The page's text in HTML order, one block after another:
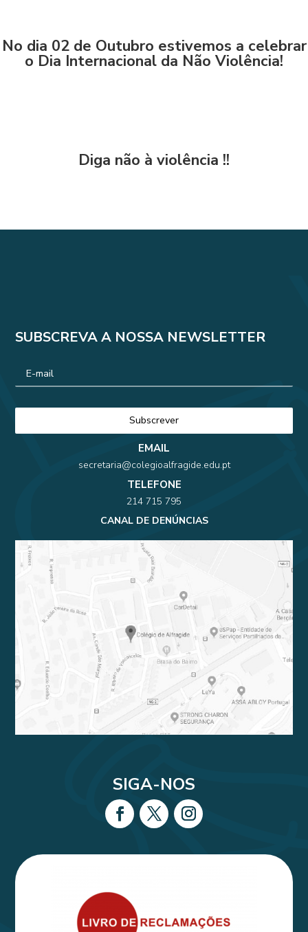
No dia 02 de Outubro estivemos a celebrar
o Dia Internacional da Não Violência!
Diga não à violência !!
SUBSCREVA A NOSSA NEWSLETTER
EMAIL
secretaria@colegioalfragide.edu.pt
TELEFONE
214 715 795
CANAL DE DENÚNCIAS
SIGA-NOS